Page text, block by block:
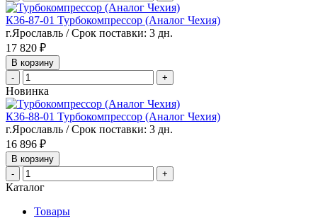
К36-87-01 Турбокомпрессор (Аналог Чехия)
г.Ярославль / Срок поставки: 3 дн.
17 820 ₽
В корзину
-
+
Новинка
К36-88-01 Турбокомпрессор (Аналог Чехия)
г.Ярославль / Срок поставки: 3 дн.
16 896 ₽
В корзину
-
+
Каталог
Товары